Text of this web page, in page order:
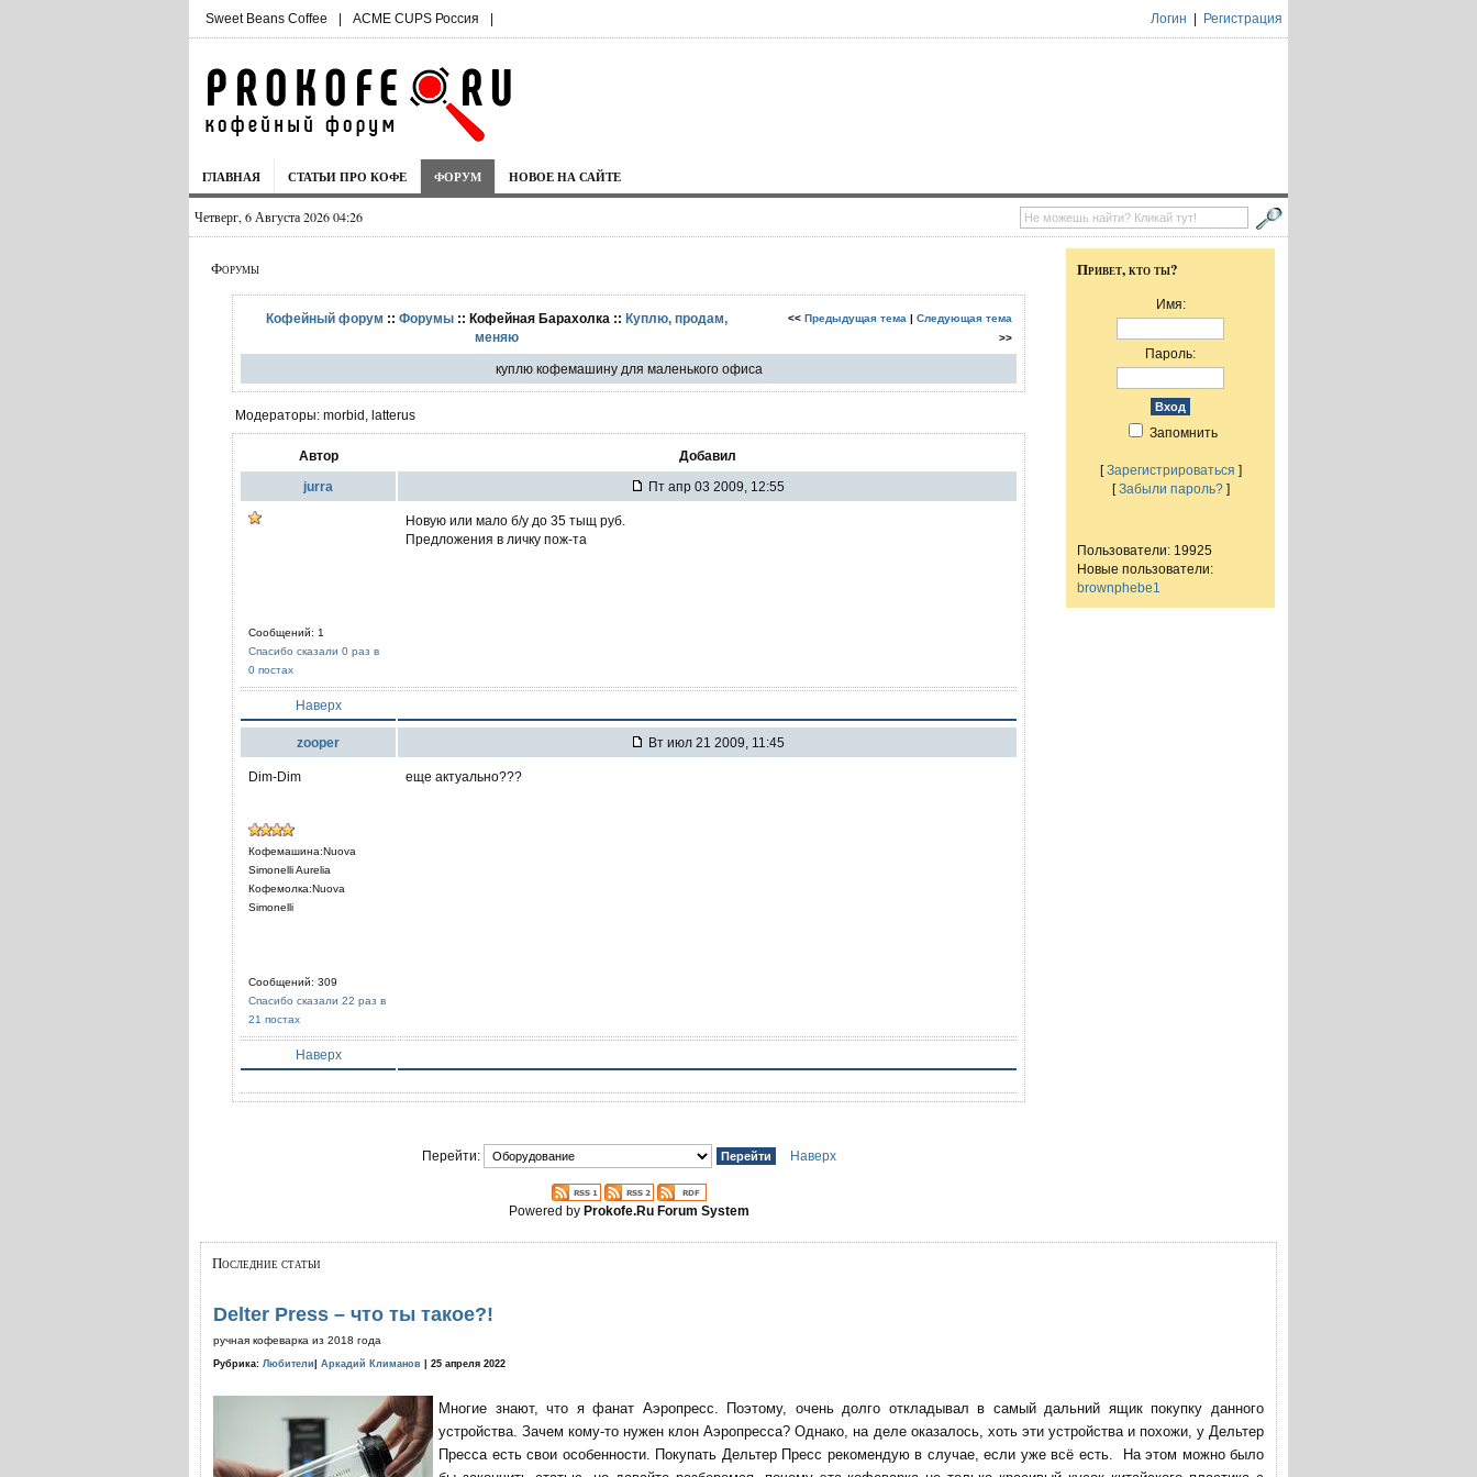
Sweet Beans Coffee | ACME CUPS Россия | Логин Регистрация
ГЛАВНАЯ СТАТЬИ ПРО КОФЕ ФОРУМ НОВОЕ НА САЙТЕ
Четверг, 6 Августа 2026 04:26
Форумы
Кофейный форум :: Форумы :: Кофейная Барахолка :: Куплю, продам,
меняю
<< Предыдущая тема | Следующая тема
>>
куплю кофемашину для маленького офиса
Модераторы: morbid, latterus
Автор Добавил
jurra Пт апр 03 2009, 12:55
Сообщений: 1
Спасибо сказали 0 раз в
0 постах
Новую или мало б/у до 35 тыщ руб.
Предложения в личку пож-та
Наверх
zooper Вт июл 21 2009, 11:45
Dim-Dim
Кофемашина:Nuova
Simonelli Aurelia
Кофемолка:Nuova
Simonelli
Сообщений: 309
Спасибо сказали 22 раз в
21 постах
еще актуально???
Наверх
Перейти: Наверх
Powered by Prokofe.Ru Forum System
Привет, кто ты?
Имя:
Пароль:
Запомнить
[Зарегистрироваться ]
[Забыли пароль?]
Пользователи: 19925
Новые пользователи:
brownphebe1
Последние статьи
Delter Press – что ты такое?!
ручная кофеварка из 2018 года
Рубрика: Любители Аркадий Климанов | 25 апреля 2022
Многие знают, что я фанат Аэропресс. Поэтому, очень долго откладывал в самый дальний ящик покупку данного
устройства. Зачем кому-то нужен клон Аэропресса? Однако, на деле оказалось, хоть эти устройства и похожи, у Дельтер
Пресса есть свои особенности. Покупать Дельтер Пресс рекомендую в случае, если уже всё есть. На этом можно было